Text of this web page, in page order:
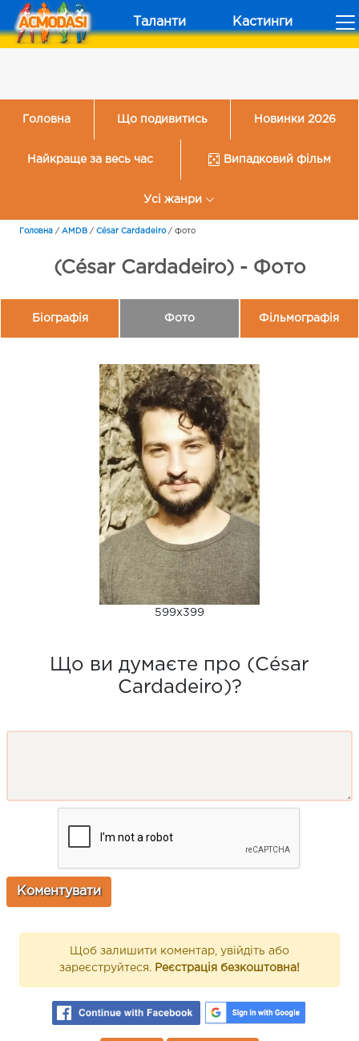
Таланти Кастинги
Головна Що подивитись Новинки 2026
Найкраще за весь час Випадковий фільм
Усі жанри
Головна / AMDB / César Cardadeiro/ Фото
(César Cardadeiro) - Фото
Біографія Фото Фільмографія
599x399
Що ви думаєте про (César
Cardadeiro)?
Щоб залишити коментар, увійдіть або
зареєструйтеся. Реєстрація безкоштовна!